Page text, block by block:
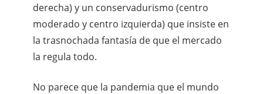
derecha) y un conservadurismo (centro
moderado y centro izquierda) que insiste en
la trasnochada fantasía de que el mercado
la regula todo.
No parece que la pandemia que el mundo